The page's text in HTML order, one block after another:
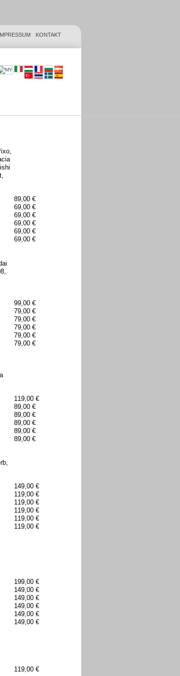
KONTAKT
89,00 €
69,00 €
69,00 €
69,00 €
69,00 €
69,00 €
99,00 €
79,00 €
79,00 €
79,00 €
79,00 €
79,00 €
119,00 €
89,00 €
89,00 €
89,00 €
89,00 €
89,00 €
149,00 €
119,00 €
119,00 €
119,00 €
119,00 €
119,00 €
199,00 €
149,00 €
149,00 €
149,00 €
149,00 €
149,00 €
119,00 €